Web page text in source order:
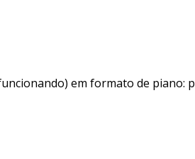
em formato de piano: